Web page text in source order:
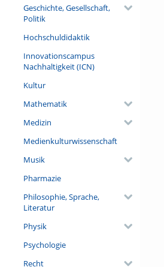
Geschichte, Gesellschaft,
Politik
Hochschuldidaktik
Innovationscampus
Nachhaltigkeit (ICN)
Kultur
Mathematik
Medizin
Medienkulturwissenschaft
Musik
Pharmazie
Philosophie, Sprache,
Literatur
Physik
Psychologie
Recht